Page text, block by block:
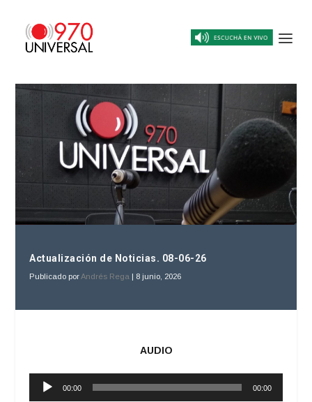
Actualización de Noticias. 08-06-26
Publicado porAndrés Rega | 8 junio, 2026
AUDIO
Reproductor
00:00 00:00